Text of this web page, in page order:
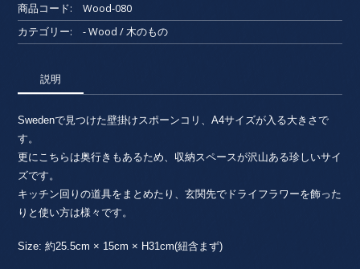
商品コード:
Wood-080
カテゴリー:
- Wood / 木のもの
説明
Swedenで見つけた壁掛けスポーンコリ、A4サイズが入る大きさで
す。
更にこちらは奥行きもあるため、収納スペースが沢山ある珍しいサイ
ズです。
キッチン回りの道具をまとめたり、玄関先でドライフラワーを飾った
りと使い方は様々です。
Size: 約25.5cm × 15cm × H31cm(紐含まず)